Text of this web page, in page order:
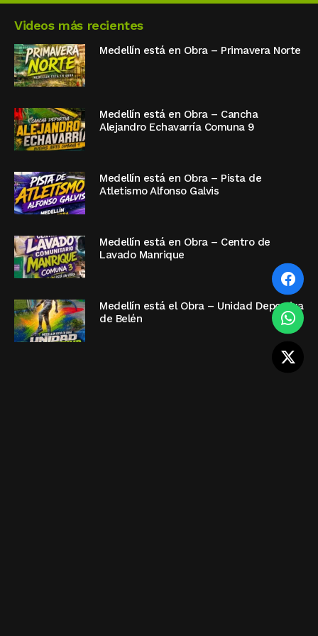
Videos más recientes
Medellín está en Obra – Primavera Norte
Medellín está en Obra – Cancha
Alejandro Echavarría Comuna 9
Medellín está en Obra – Pista de
Atletismo Alfonso Galvis
Medellín está en Obra – Centro de
Lavado Manrique
Medellín está el Obra – Unidad Deportiva
de Belén